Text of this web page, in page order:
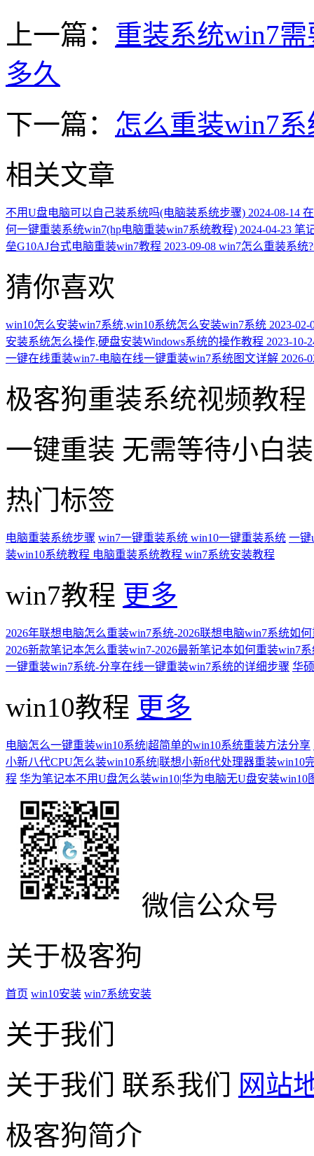
上一篇： 重装系统win7
多久
下一篇： 怎么重装win7
相关文章
不用U盘电脑可以自己装系统吗(电脑装系统步骤) 2024-08-14
何一键重装系统win7(hp电脑重装win7系统教程) 2024-04-23 笔
垒G10AJ台式电脑重装win7教程 2023-09-08 win7怎么重装系统
猜你喜欢
win10怎么安装win7系统,win10系统怎么安装win7系统 2023-02-
安装系统怎么操作,硬盘安装Windows系统的操作教程 2023-10-
一键在线重装win7-电脑在线一键重装win7系统图文详解 2026-
极客狗重装系统视频教程
一键重装 无需等待小白
热门标签
电脑重装系统步骤 win7一键重装系统 win10一键重装系统 一键
装win10系统教程 电脑重装系统教程 win7系统安装教程
win7教程 更多
2026年联想电脑怎么重装win7系统-2026联想电脑win7系统如
2026新款笔记本怎么重装win7-2026最新笔记本如何重装win7
一键重装win7系统-分享在线一键重装win7系统的详细步骤 华
win10教程 更多
电脑怎么一键重装win10系统|超简单的win10系统重装方法分享
小新八代CPU怎么装win10系统|联想小新8代处理器重装win10
程 华为笔记本不用U盘怎么装win10|华为电脑无U盘安装win10
微信公众号
关于极客狗
首页 win10安装 win7系统安装
关于我们
关于我们 联系我们 网站
极客狗简介